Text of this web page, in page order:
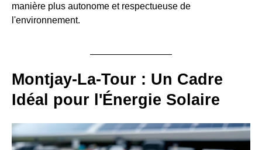
manière plus autonome et respectueuse de
l'environnement.
Montjay-La-Tour : Un Cadre
Idéal pour l'Énergie Solaire